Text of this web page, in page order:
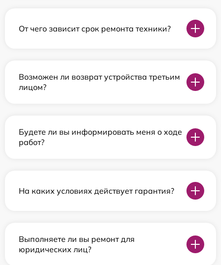
От чего зависит срок ремонта техники?
Возможен ли возврат устройства третьим
лицом?
Будете ли вы информировать меня о ходе
работ?
На каких условиях действует гарантия?
Выполняете ли вы ремонт для
юридических лиц?